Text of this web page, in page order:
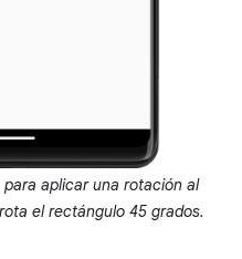
para aplicar una rotación al
el rectángulo 45 grados.